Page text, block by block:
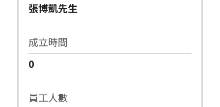
張博凱先生
成立時間
0
員工人數